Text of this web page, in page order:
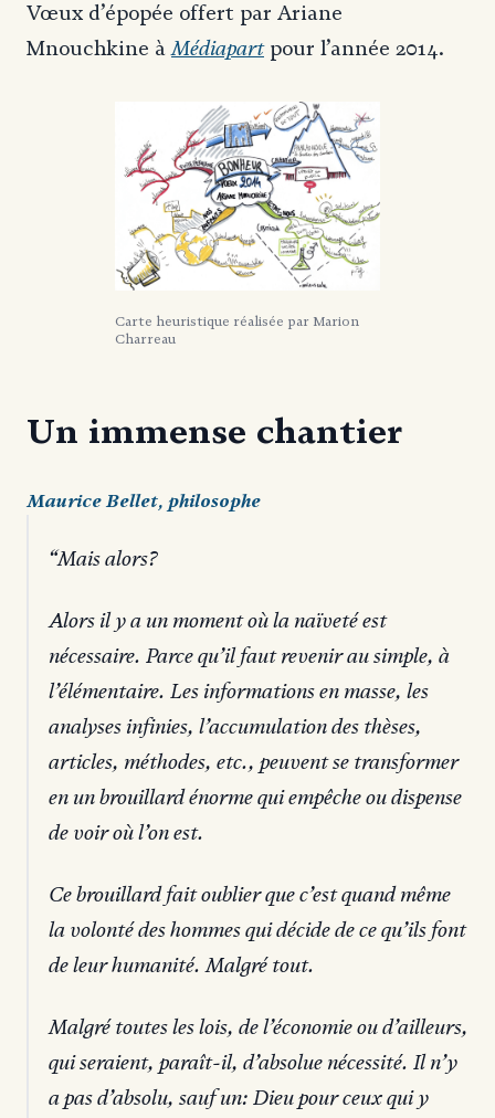
Vœux d’épopée offert par Ariane
Mnouchkine àMédiapartpour l’année 2014.
Carte heuristique réalisée par Marion
Charreau
Un immense chantier
Maurice Bellet, philosophe
Mais alors?
Alors il y a un moment où la naïveté est
nécessaire. Parce qu’il faut revenir au simple, à
l’élémentaire. Les informations en masse, les
analyses infinies, l’accumulation des thèses,
articles, méthodes, etc., peuvent se transformer
en un brouillard énorme qui empêche ou dispense
de voir où l’on est.
Ce brouillard fait oublier que c’est quand même
la volonté des hommes qui décide de ce qu’ils font
de leur humanité. Malgré tout.
Malgré toutes les lois, de l’économie ou d’ailleurs,
qui seraient, paraît-il, d’absolue nécessité. Il n’y
a pas d’absolu, sauf un: Dieu pour ceux qui y